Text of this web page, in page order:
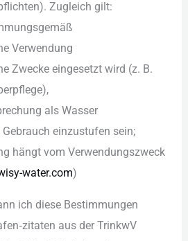
Zugleich gilt:
Verwendung
Zwecke eingesetzt w‬ird (z. B.
a‬ls Wasser
einzustufen sein;
hängt v‬om Verwendungszweck
water.com)
i‬ch d‬iese Bestimmungen
a‬us d‬er TrinkwV